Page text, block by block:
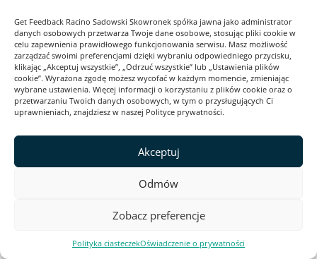
Get Feedback Racino Sadowski Skowronek spółka jawna jako administrator
danych osobowych przetwarza Twoje dane osobowe, stosując pliki cookie w
celu zapewnienia prawidłowego funkcjonowania serwisu. Masz możliwość
zarządzać swoimi preferencjami dzięki wybraniu odpowiedniego przycisku,
klikając „Akceptuj wszystkie”, „Odrzuć wszystkie” lub „Ustawienia plików
cookie”. Wyrażona zgodę możesz wycofać w każdym momencie, zmieniając
wybrane ustawienia. Więcej informacji o korzystaniu z plików cookie oraz o
przetwarzaniu Twoich danych osobowych, w tym o przysługujących Ci
uprawnieniach, znajdziesz w naszej Polityce prywatności.
Akceptuj
Odmów
Zobacz preferencje
Polityka ciasteczekOświadczenie o prywatności
Pomoc
O nas
Kontakt